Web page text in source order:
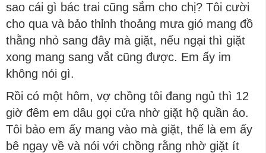
sao cái gì bác trai cũng sắm cho chị? Tôi cười
cho qua và bảo thỉnh thoảng mưa gió mang đồ
thằng nhỏ sang đây mà giặt, nếu ngại thì giặt
xong mang sang vắt cũng được. Em ấy im
không nói gì.
Rồi có một hôm, vợ chồng tôi đang ngủ thì 12
giờ đêm em dâu gọi cửa nhờ giặt hộ quần áo.
Tôi bảo em ấy mang vào mà giặt, thế là em ấy
bê ngay về và nói với chồng rằng nhờ giặt ít